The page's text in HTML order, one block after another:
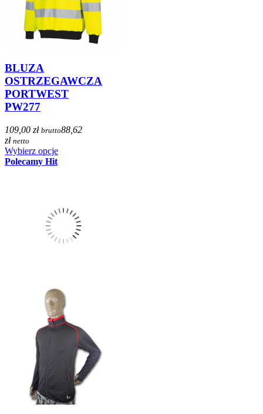
BLUZA
OSTRZEGAWCZA
PORTWEST
PW277
109,00 zł brutto88,62
zł netto
Wybierz opcje
Polecamy Hit